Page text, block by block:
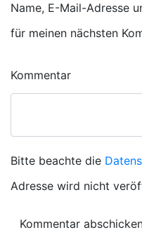
Name, E-Mail-Adresse
für meinen nächsten
Kommentar
Bitte beachte die
Adresse wird nicht